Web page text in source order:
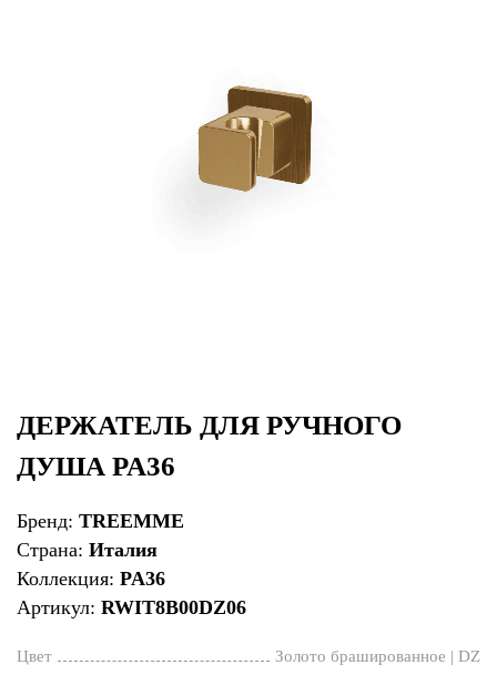
ДЕРЖАТЕЛЬ ДЛЯ РУЧНОГО
ДУША PA36
Бренд: TREEMME
Страна: Италия
Коллекция: PA36
Артикул: RWIT8B00DZ06
Цвет Золото брашированное | DZ